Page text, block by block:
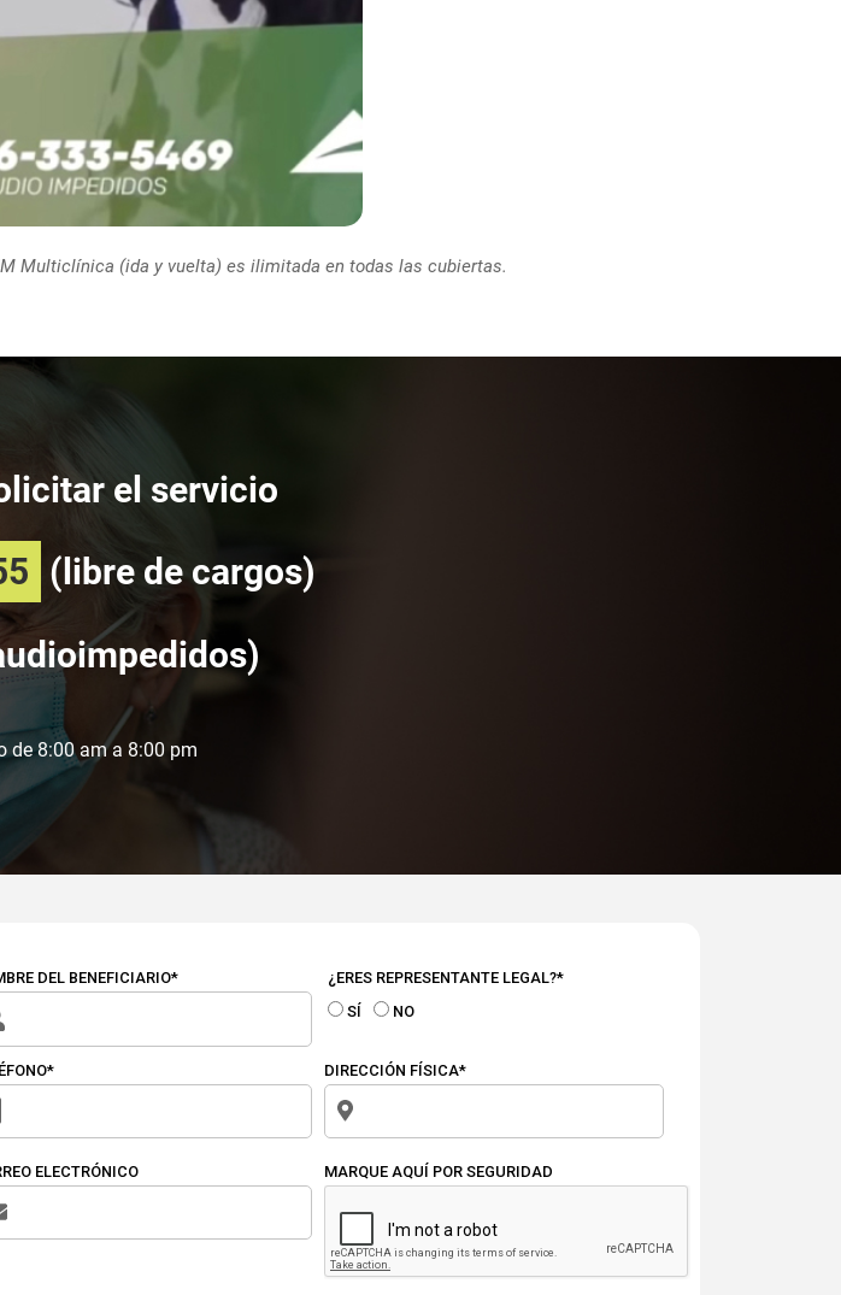
Multiclínica (ida y vuelta) es ilimitada en todas las cubiertas.
el servicio
(libre de cargos)
de 8:00 am a 8:00 pm
DEL BENEFICIARIO*
¿ERES REPRESENTANTE LEGAL?*
SÍ
NO
DIRECCIÓN FÍSICA*
ELECTRÓNICO MARQUE AQUÍ POR SEGURIDAD